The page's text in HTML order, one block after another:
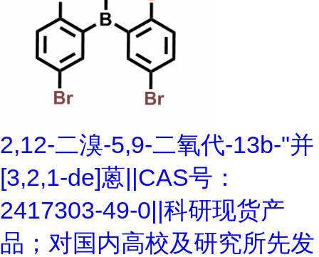
2,12-二溴-5,9-二氧代-13b-"并
[3,2,1-de]蒽||CAS号：
2417303-49-0||科研现货产
品；对国内高校及研究所先发